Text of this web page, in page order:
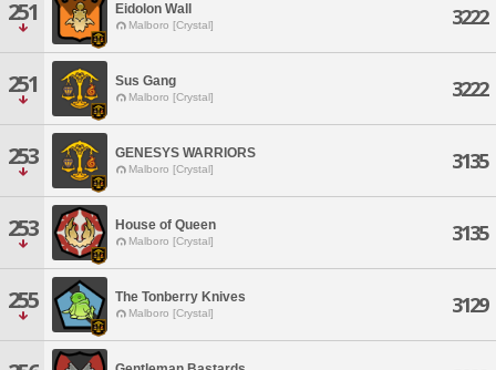
251 Eidolon Wall
Malboro [Crystal] 3222
251 Sus Gang
Malboro [Crystal] 3222
253 GENESYS WARRIORS
Malboro [Crystal] 3135
253 House of Queen
Malboro [Crystal] 3135
255 The Tonberry Knives
Malboro [Crystal] 3129